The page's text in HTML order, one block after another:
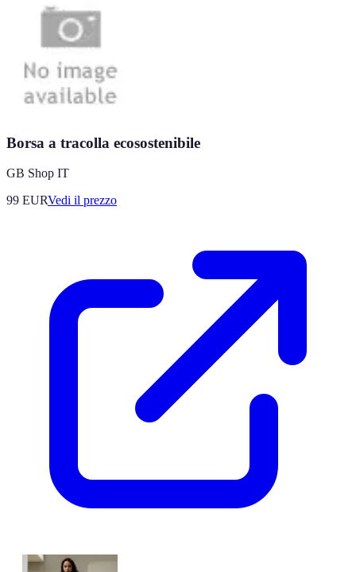
Borsa a tracolla ecosostenibile
GB Shop IT
99 EURVedi il prezzo